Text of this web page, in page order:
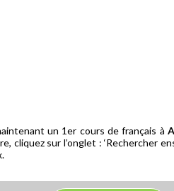
un 1er cours de français à
cliquez sur l’onglet : ‘Rechercher